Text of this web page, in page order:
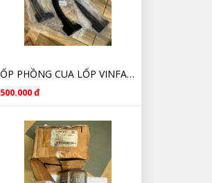
ỐP PHỒNG CUA LỐP VINFAST FADIL 42552646 CHÍNH HÃNG GIÁ TỐT
500.000 đ